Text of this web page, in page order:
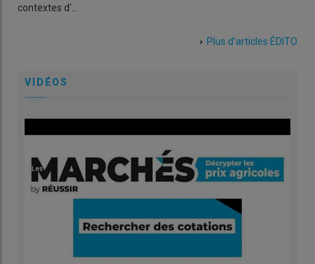
contextes d’…
Plus d'articles ÉDITO
VIDÉOS